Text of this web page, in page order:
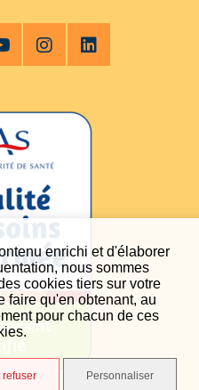
enrichi et d'élaborer
nous sommes
cookies tiers sur votre
faire qu'en obtenant, au
pour chacun de ces
refuser Personnaliser